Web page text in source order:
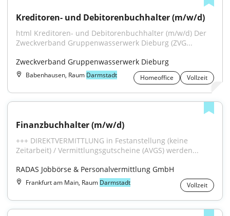
Kreditoren- und Debitorenbuchhalter (m/w/d)
html Kreditoren- und Debitorenbuchhalter (m/w/d) Der
Zweckverband Gruppenwasserwerk Dieburg (ZVG...
Zweckverband Gruppenwasserwerk Dieburg
Babenhausen, Raum Darmstadt Homeoffice Vollzeit
Finanzbuchhalter (m/w/d)
+++ DIREKTVERMITTLUNG in Festanstellung (keine
Zeitarbeit) / Vermittlungsgutscheine (AVGS) werden...
RADAS Jobbörse & Personalvermittlung GmbH
Frankfurt am Main, Raum Darmstadt Vollzeit